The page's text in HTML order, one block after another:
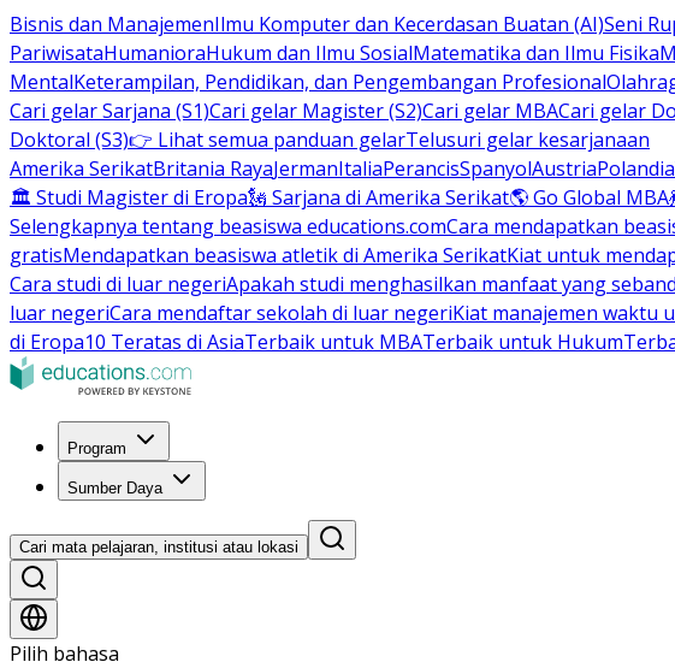
Bisnis dan ManajemenIlmu Komputer dan Kecerdasan Buatan (AI)Seni
PariwisataHumanioraHukum dan Ilmu SosialMatematika dan Ilmu Fisika
MentalKeterampilan, Pendidikan, dan Pengembangan Profesional
Cari gelar Sarjana (S1)Cari gelar Magister (S2)Cari gelar MBACari gelar
Doktoral (S3)👉 Lihat semua panduan gelarTelusuri gelar kesarjanaan
Amerika SerikatBritania RayaJermanItaliaPerancisSpanyolAustriaPolandia
🏛 Studi Magister di Eropa🗽 Sarjana di Amerika Serikat🌎 Go Global MBA
Selengkapnya tentang beasiswa educations.comCara mendapatkan
gratisMendapatkan beasiswa atletik di Amerika SerikatKiat untuk
Cara studi di luar negeriApakah studi menghasilkan manfaat yang
luar negeriCara mendaftar sekolah di luar negeriKiat manajemen waktu
di Eropa10 Teratas di AsiaTerbaik untuk MBATerbaik untuk Hukum
Program
Sumber Daya
Cari mata pelajaran, institusi atau lokasi
Pilih bahasa